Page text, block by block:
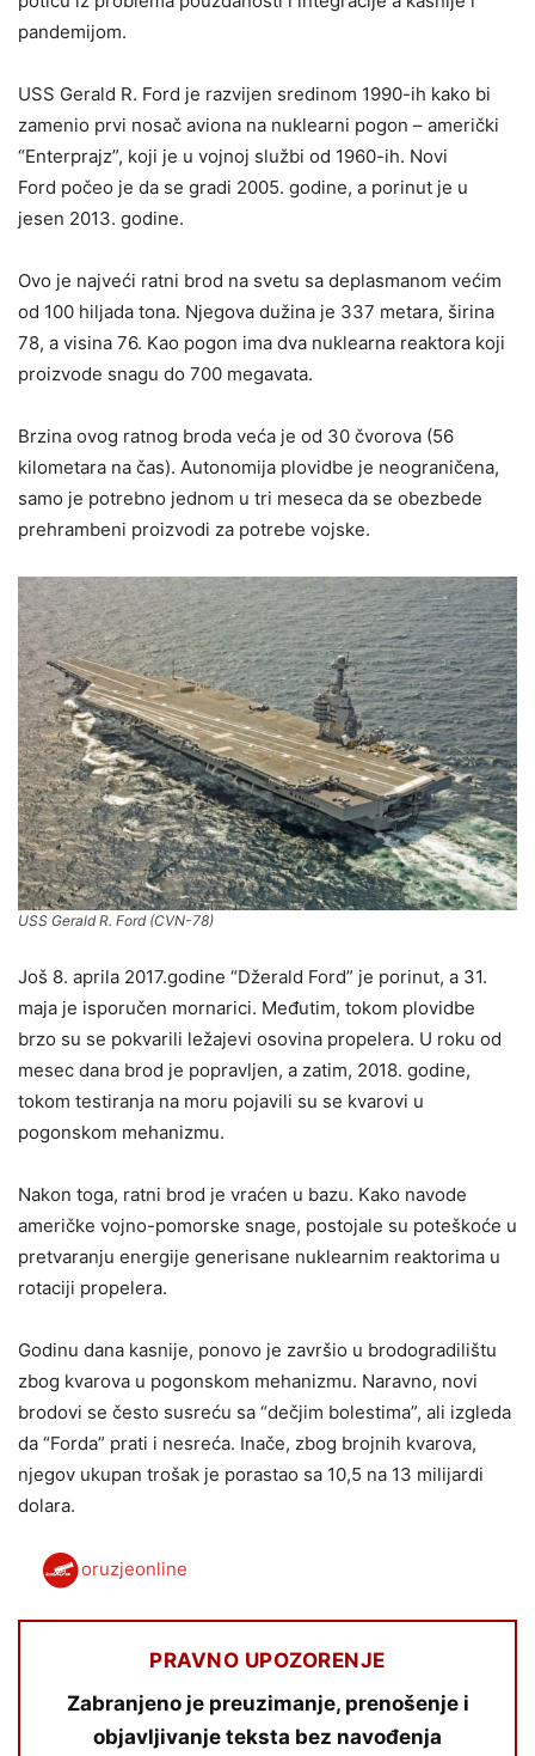
pandemijom.
USS Gerald R. Ford je razvijen sredinom 1990-ih kako bi
zamenio prvi nosač aviona na nuklearni pogon – američki
“Enterprajz”, koji je u vojnoj službi od 1960-ih. Novi
Ford počeo je da se gradi 2005. godine, a porinut je u
jesen 2013. godine.
Ovo je najveći ratni brod na svetu sa deplasmanom većim
od 100 hiljada tona. Njegova dužina je 337 metara, širina
78, a visina 76. Kao pogon ima dva nuklearna reaktora koji
proizvode snagu do 700 megavata.
Brzina ovog ratnog broda veća je od 30 čvorova (56
kilometara na čas). Autonomija plovidbe je neograničena,
samo je potrebno jednom u tri meseca da se obezbede
prehrambeni proizvodi za potrebe vojske.
USS Gerald R. Ford (CVN-78)
Još 8. aprila 2017.godine “Džerald Ford” je porinut, a 31.
maja je isporučen mornarici. Međutim, tokom plovidbe
brzo su se pokvarili ležajevi osovina propelera. U roku od
mesec dana brod je popravljen, a zatim, 2018. godine,
tokom testiranja na moru pojavili su se kvarovi u
pogonskom mehanizmu.
Nakon toga, ratni brod je vraćen u bazu. Kako navode
američke vojno-pomorske snage, postojale su poteškoće u
pretvaranju energije generisane nuklearnim reaktorima u
rotaciji propelera.
Godinu dana kasnije, ponovo je završio u brodogradilištu
zbog kvarova u pogonskom mehanizmu. Naravno, novi
brodovi se često susreću sa “dečjim bolestima”, ali izgleda
da “Forda” prati i nesreća. Inače, zbog brojnih kvarova,
njegov ukupan trošak je porastao sa 10,5 na 13 milijardi
dolara.
oruzjeonline
PRAVNO UPOZORENJE
Zabranjeno je preuzimanje, prenošenje i
objavljivanje teksta bez navođenja